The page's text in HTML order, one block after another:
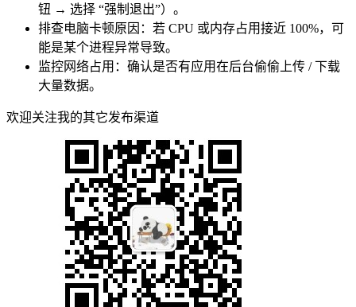
钮 → 选择 “强制退出”）。
排查电脑卡顿原因：若 CPU 或内存占用接近 100%，可
能是某个进程异常导致。
监控网络占用：确认是否有应用在后台偷偷上传 / 下载
大量数据。
欢迎关注我的其它发布渠道